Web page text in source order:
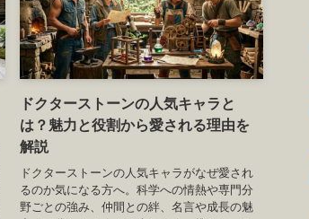
ドクターストーンの人気キャラと
は？魅力と役割から愛される理由を
解説
ドクターストーンの人気キャラがなぜ愛され
るのか気になる方へ。科学への情熱や専門分
野ごとの強み、仲間との絆、名言や成長の魅